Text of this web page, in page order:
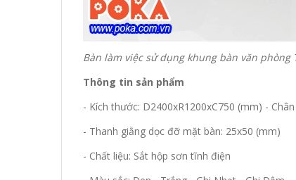
Bàn làm việc sử dụng khung bàn văn phòng
Thông tin sản phẩm
- Kích thước: D2400xR1200xC750 (mm) -
- Thanh giằng dọc đỡ mặt bàn: 25x50 (mm)
- Chất liệu: Sắt hộp sơn tĩnh điện